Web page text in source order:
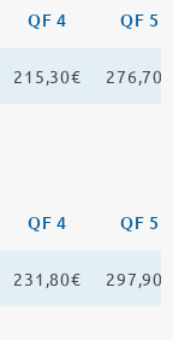
QF 4 QF 5
215,30€ 276,70€
QF 4 QF 5
231,80€ 297,90€